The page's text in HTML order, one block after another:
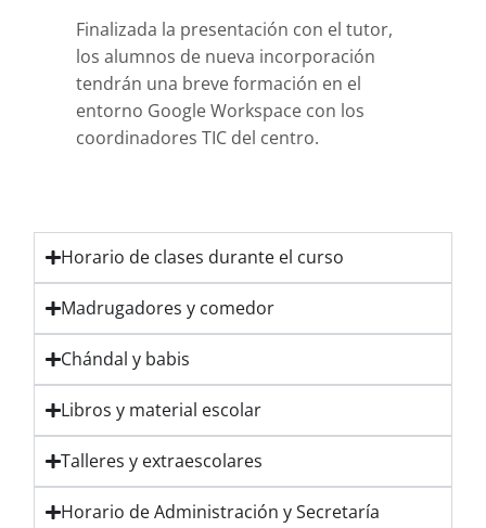
Finalizada la presentación con el tutor,
los alumnos de nueva incorporación
tendrán una breve formación en el
entorno Google Workspace con los
coordinadores TIC del centro.
Horario de clases durante el curso
Madrugadores y comedor
Chándal y babis
Libros y material escolar
Talleres y extraescolares
Horario de Administración y Secretaría